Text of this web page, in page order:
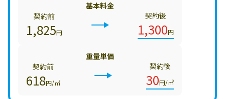
基本料金
契約前
1,825円
契約後
1,300円
重量単価
契約前
618円/㎥
契約後
30円/㎥